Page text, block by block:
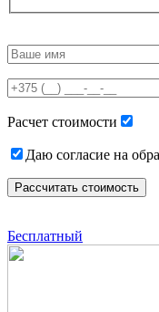
leave
field
empty.
Расчет стоимости
Даю согласие на
Бесплатный